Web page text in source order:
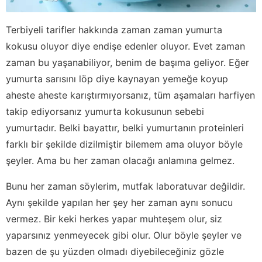
Terbiyeli tarifler hakkında zaman zaman yumurta
kokusu oluyor diye endişe edenler oluyor. Evet zaman
zaman bu yaşanabiliyor, benim de başıma geliyor. Eğer
yumurta sarısını löp diye kaynayan yemeğe koyup
aheste aheste karıştırmıyorsanız, tüm aşamaları harfiyen
takip ediyorsanız yumurta kokusunun sebebi
yumurtadır. Belki bayattır, belki yumurtanın proteinleri
farklı bir şekilde dizilmiştir bilemem ama oluyor böyle
şeyler. Ama bu her zaman olacağı anlamına gelmez.
Bunu her zaman söylerim, mutfak laboratuvar değildir.
Aynı şekilde yapılan her şey her zaman aynı sonucu
vermez. Bir keki herkes yapar muhteşem olur, siz
yaparsınız yenmeyecek gibi olur. Olur böyle şeyler ve
bazen de şu yüzden olmadı diyebileceğiniz gözle